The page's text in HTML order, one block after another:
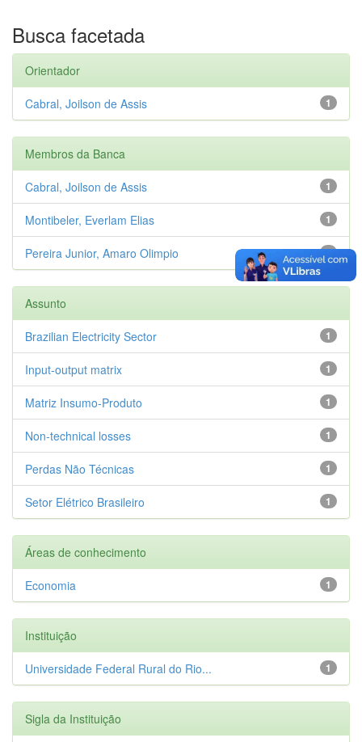
Busca facetada
Orientador
1
Cabral, Joilson de Assis
Membros da Banca
1
Cabral, Joilson de Assis
1
Montibeler, Everlam Elias
1
Pereira Junior, Amaro Olimpio
Assunto
1
Brazilian Electricity Sector
1
Input-output matrix
1
Matriz Insumo-Produto
1
Non-technical losses
1
Perdas Não Técnicas
1
Setor Elétrico Brasileiro
Áreas de conhecimento
1
Economia
Instituição
1
Universidade Federal Rural do Rio...
Sigla da Instituição